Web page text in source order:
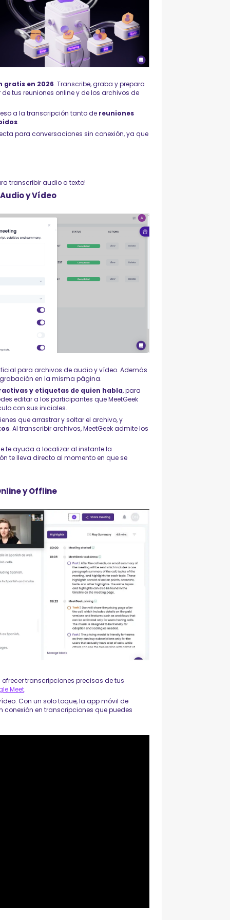
en 2026. Transcribe, graba y prepara
tus reuniones online y de los archivos de
a la transcripción tanto de reuniones
.
para conversaciones sin conexión, ya que
transcribir audio a texto!
y Vídeo
para archivos de audio y vídeo. Además
en la misma página.
y etiquetas de quien habla, para
editar a los participantes que MeetGeek
con sus iniciales.
que arrastrar y soltar el archivo, y
. Al transcribir archivos, MeetGeek admite los
te ayuda a localizar al instante la
te lleva directo al momento en que se
y Offline
transcripciones precisas de tus
Meet.
Con un solo toque, la app móvil de
conexión en transcripciones que puedes